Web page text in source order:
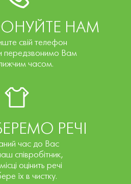
НАМ
свій телефон
передзвонимо Вам
часом.
РЕЧІ
час до Вас
співробітник,
оцінить речі
їх в чистку.